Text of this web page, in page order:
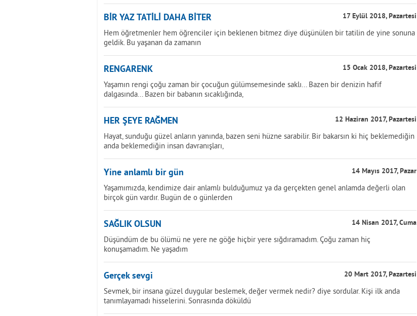
BİR YAZ TATİLİ DAHA BİTER 17 Eylül 2018, Pazartesi
Hem öğretmenler hem öğrenciler için beklenen bitmez diye düşünülen bir tatilin de yine sonuna
geldik. Bu yaşanan da zamanın
RENGARENK 15 Ocak 2018, Pazartesi
Yaşamın rengi çoğu zaman bir çocuğun gülümsemesinde saklı... Bazen bir denizin hafif
dalgasında... Bazen bir babanın sıcaklığında,
HER ŞEYE RAĞMEN 12 Haziran 2017, Pazartesi
Hayat, sunduğu güzel anların yanında, bazen seni hüzne sarabilir. Bir bakarsın ki hiç beklemediğin
anda beklemediğin insan davranışları,
Yine anlamlı bir gün 14 Mayıs 2017, Pazar
Yaşamımızda, kendimize dair anlamlı bulduğumuz ya da gerçekten genel anlamda değerli olan
birçok gün vardır. Bugün de o günlerden
SAĞLIK OLSUN 14 Nisan 2017, Cuma
Düşündüm de bu ölümü ne yere ne göğe hiçbir yere sığdıramadım. Çoğu zaman hiç
konuşamadım. Ne yaşadım
Gerçek sevgi 20 Mart 2017, Pazartesi
Sevmek, bir insana güzel duygular beslemek, değer vermek nedir? diye sordular. Kişi ilk anda
tanımlayamadı hisselerini. Sonrasında döküldü